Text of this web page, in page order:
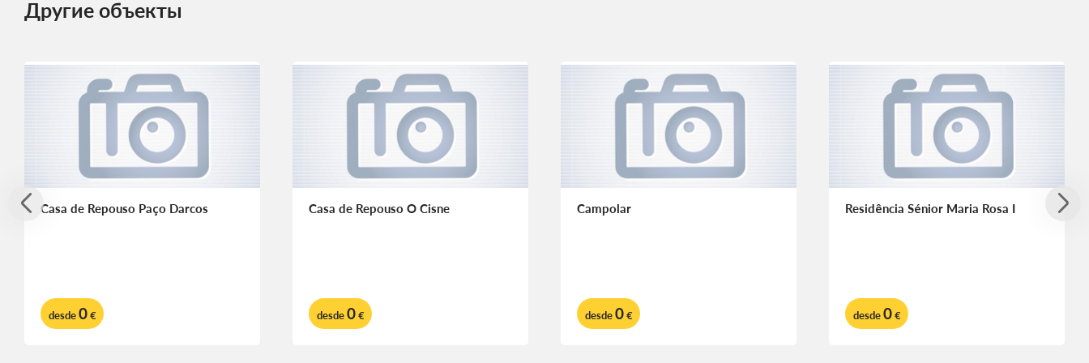
Другие объекты
Casa de Repouso Paço Darcos
desde0€
Casa de Repouso O Cisne
desde0€
Campolar
desde0€
Residência Sénior Maria Rosa I
desde0€